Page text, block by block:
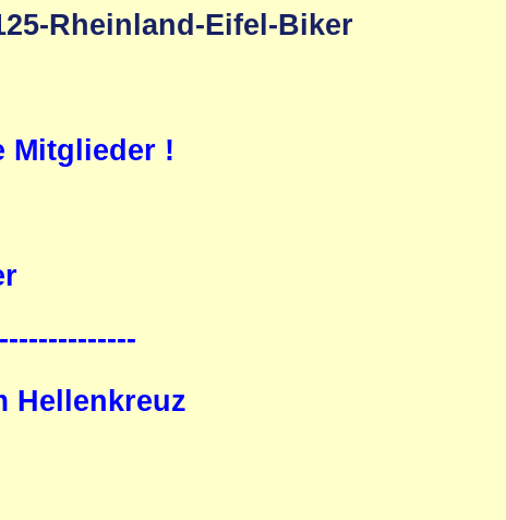
Mitglieder !
Hellenkreuz